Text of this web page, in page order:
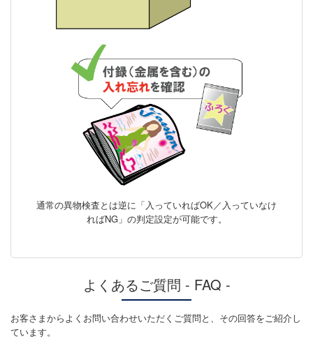
通常の異物検査とは逆に「入っていればOK／入っていなけ
ればNG」の判定設定が可能です。
よくあるご質問 - FAQ -
お客さまからよくお問い合わせいただくご質問と、その回答をご紹介し
ています。